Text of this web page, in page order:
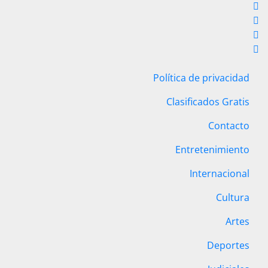
Política de privacidad
Clasificados Gratis
Contacto
Entretenimiento
Internacional
Cultura
Artes
Deportes